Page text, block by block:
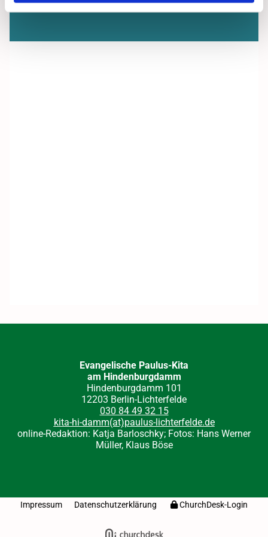
Evangelische Paulus-Kita
am Hindenburgdamm
Hindenburgdamm 101
12203 Berlin-Lichterfelde
030 84 49 32 15
kita-hi-damm(at)paulus-lichterfelde.de
online-Redaktion: Katja Barloschky; Fotos: Hans Werner
Müller, Klaus Böse
Impressum Datenschutzerklärung ChurchDesk-Login